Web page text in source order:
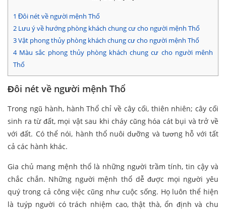
1 Đôi nét về người mệnh Thổ
2 Lưu ý về hướng phòng khách chung cư cho người mệnh Thổ
3Vật phong thủy phòng khách chung cư cho người mệnh Thổ
4Màu sắc phong thủy phòng khách chung cư cho người mênh
Thổ
Đôi nét về người mệnh Thổ
Trong ngũ hành, hành Thổ chỉ về cây cối, thiên nhiên; cây cối
sinh ra từ đất, mọi vật sau khi cháy cũng hóa cát bụi và trở về
với đất. Có thể nói, hành thổ nuôi dưỡng và tương hỗ với tất
cả các hành khác.
Gia chủ mang mệnh thổ là những người trầm tính, tin cậy và
chắc chắn. Những người mệnh thổ dễ được mọi người yêu
quý trong cả công việc cũng như cuộc sống. Họ luôn thể hiện
là tuýp người có trách nhiệm cao, thật thà, ổn định và chu